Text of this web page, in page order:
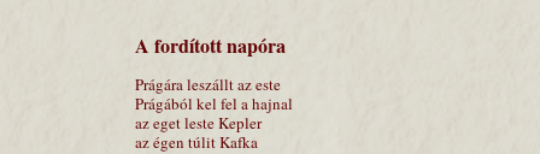
A fordított napóra
Prágára leszállt az este
Prágából kel fel a hajnal
az eget leste Kepler
az égen túlit Kafka